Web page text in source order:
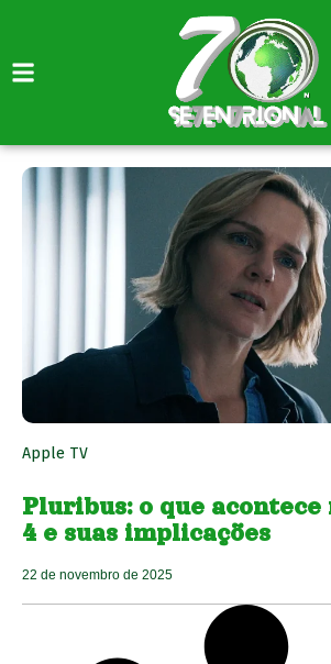
Apple TV
Pluribus: o que acontece
4 e suas implicações
22 de novembro de 2025